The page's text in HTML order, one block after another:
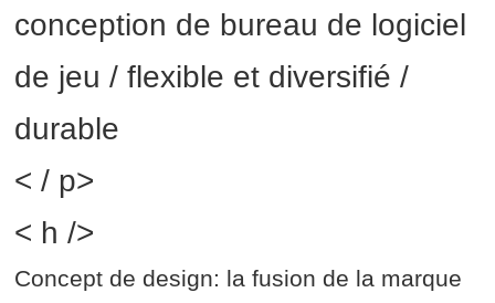
conception de bureau de logiciel
de jeu / flexible et diversifié /
durable
< / p>
< h />
Concept de design: la fusion de la marque